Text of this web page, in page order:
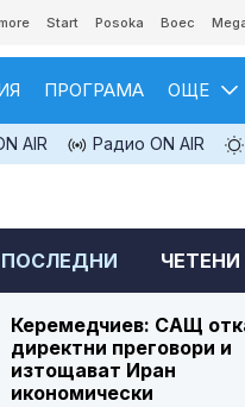
Start Posoka Boec
ПРОГРАМА ОЩЕ
AIR Радио ON AIR
ПОСЛЕДНИ ЧЕТЕНИ
Керемедчиев: САЩ
директни преговори и
изтощават Иран
икономически